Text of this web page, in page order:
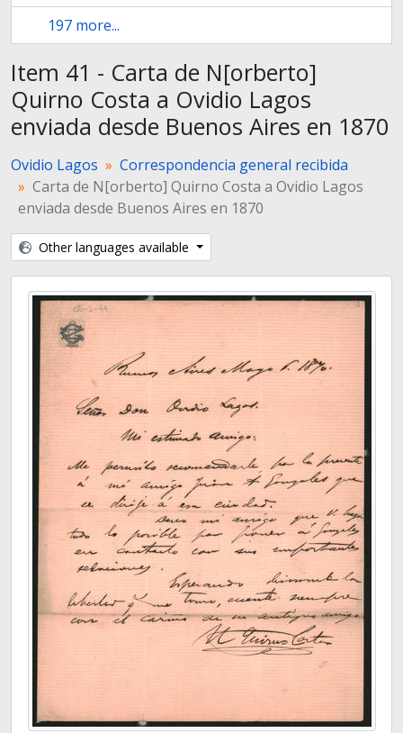
197 more...
Item 41 - Carta de N[orberto]
Quirno Costa a Ovidio Lagos
enviada desde Buenos Aires en 1870
Ovidio Lagos
Correspondencia general recibida
Carta de N[orberto] Quirno Costa a Ovidio Lagos
enviada desde Buenos Aires en 1870
Other languages available